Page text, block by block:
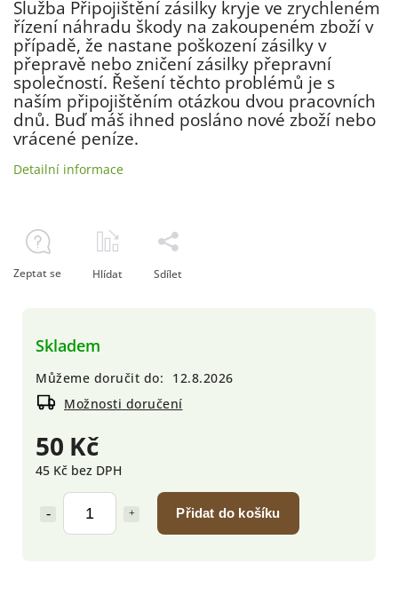
50 Kč
45 Kč bez DPH
Přidat do košíku
Skladem
Můžeme doručit do:
12.8.2026
Možnosti doručení
Služba Připojištění zásilky kryje ve zrychleném
řízení náhradu škody na zakoupeném zboží v
případě, že nastane poškození zásilky v
přepravě nebo zničení zásilky přepravní
společností. Řešení těchto problémů je s
naším připojištěním otázkou dvou pracovních
dnů. Buď máš ihned posláno nové zboží nebo
vrácené peníze.
Detailní informace
Zeptat se Hlídat Sdílet